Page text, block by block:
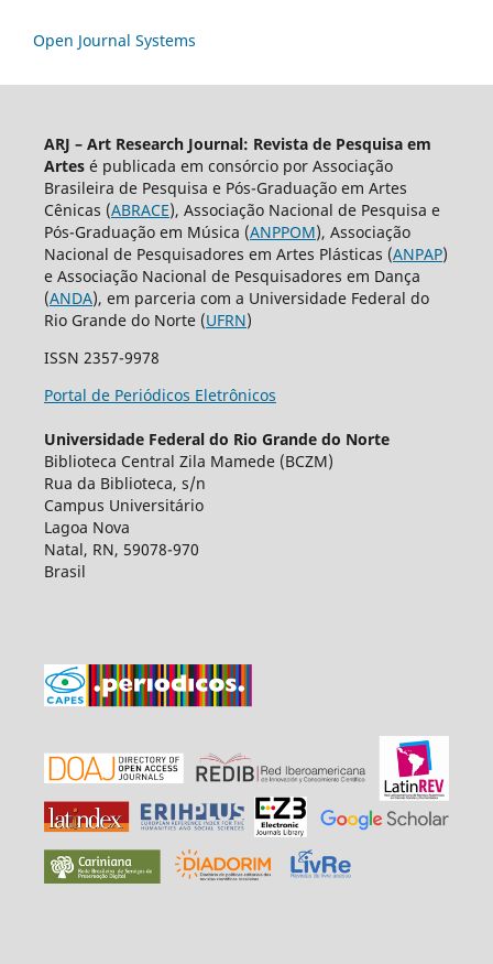
Open Journal Systems
ARJ – Art Research Journal: Revista de Pesquisa em
Artesé publicada em consórcio por Associação
Brasileira de Pesquisa e Pós-Graduação em Artes
Cênicas (ABRACE), Associação Nacional de Pesquisa e
Pós-Graduação em Música (ANPPOM), Associação
Nacional de Pesquisadores em Artes Plásticas (ANPAP)
e Associação Nacional de Pesquisadores em Dança
(ANDA), em parceria com a Universidade Federal do
Rio Grande do Norte (UFRN)
ISSN 2357-9978
Portal de Periódicos Eletrônicos
Universidade Federal do Rio Grande do Norte
Biblioteca Central Zila Mamede (BCZM)
Rua da Biblioteca, s/n
Campus Universitário
Lagoa Nova
Natal, RN, 59078-970
Brasil